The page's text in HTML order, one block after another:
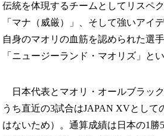
伝統を体現するチームとしてリスペ
「マナ（威厳）」、そして強いアイ
自身のマオリの血筋を認められた選
「ニュージーランド・マオリズ」と
日本代表とマオリ・オールブラッ
うち直近の3試合はJAPAN XVとし
はないため）。通算成績は日本の1勝